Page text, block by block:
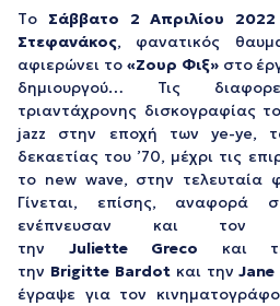
Τo Σάββατο 2 Απριλίου 2022
Στεφανάκος, φανατικός
αφιερώνει το «Ζουρ Φιξ»στο
δημιουργού… Τις
τριαντάχρονης δισκογραφίας
jazz στην εποχή των ye-ye,
δεκαετίας του ’70, μέχρι τις
το new wave, στην τελευταία
Γίνεται, επίσης, αναφορά
ενέπνευσαν και τον
την Juliette Greco και
την Brigitte Bardotκαι την
έγραψε για τον